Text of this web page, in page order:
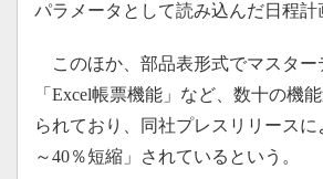
パラメータとして読み込んだ日程計
このほか、部品表形式でマスター
「Excel帳票機能」など、数十の機
られており、同社プレスリリース
～40％短縮」されているという。